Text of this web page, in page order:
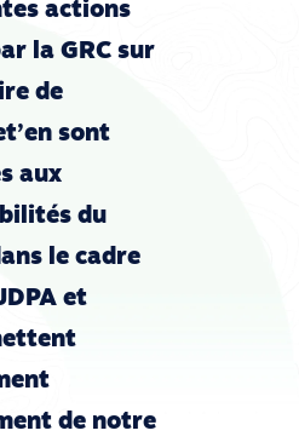
actions
la GRC sur
de
sont
aux
du
le cadre
et
de notre